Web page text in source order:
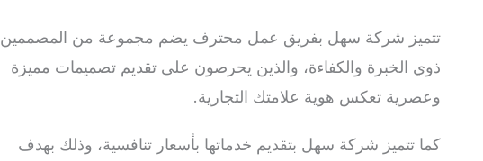
تتميز شركة سهل بفريق عمل محترف يضم مجموعة من المصممين
ذوي الخبرة والكفاءة، والذين يحرصون على تقديم تصميمات مميزة
وعصرية تعكس هوية علامتك التجارية.
كما تتميز شركة سهل بتقديم خدماتها بأسعار تنافسية، وذلك بهدف